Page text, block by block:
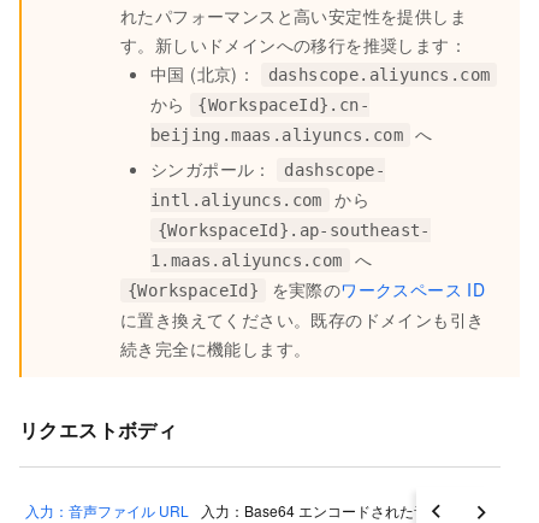
れたパフォーマンスと高い安定性を提供しま
す。新しいドメインへの移行を推奨します：
中国 (北京)：
dashscope.aliyuncs.com
から
{WorkspaceId}.cn-
beijing.maas.aliyuncs.com
へ
シンガポール：
dashscope-
intl.aliyuncs.com
から
{WorkspaceId}.ap-southeast-
1.maas.aliyuncs.com
へ
{WorkspaceId} を実際のワークスペース ID
に置き換えてください。既存のドメインも引き
続き完全に機能します。
リクエストボディ
入力：音声ファイル URL 入力：Base64 エンコードされた音声ファイル